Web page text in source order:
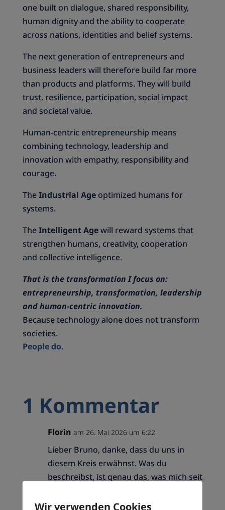
one built on dialogue, shared responsibility,
human dignity and the ability to cooperate
across nations, identities and belief systems.
The next generation of entrepreneurs and
business leaders will therefore build far more
than products and platforms. They will build
trust, resilience, participation, social impact
and societal value.
Human-centric entrepreneurship means
combining technology, leadership and
innovation with empathy, responsibility and
courage.
TheIndustrial Ageoptimized humans for
systems.
TheIntelligent Agewill reward systems that
strengthen humans, creativity, cooperation
and collective intelligence.
That is the transformation I focus on:
entrepreneurship, transformation, leadership
and human-centric innovation.
Because technology alone does not transform
societies.
People do.
1 Kommentar
Florin am 26. Mai 2026 um 6:22
Lieber Bruno, danke, dass du uns in
diesem Kreis erwähnst. Was du
beschreibst, ist genau das, was mich seit
technologisch immer mehr können,
Wir verwenden Cookies